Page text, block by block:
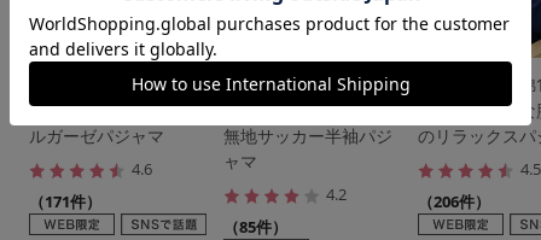
【新色追加】綿100％
ふんわりやさしいダブ
ルガーゼパジャマ
4.6
（171件）
[とにかくさらっと涼し
い]綿100％ロゴ前開き
無地サッカー半袖パジ
ャマ
4.2
（85件）
【新色追加】
とろけるような
のリラックスパ
4.5
（206件）